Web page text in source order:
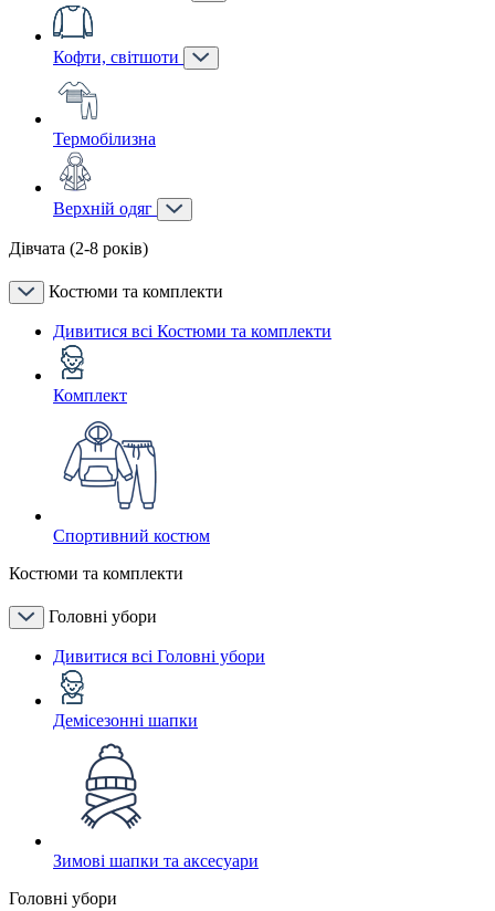
Кофти, світшоти
Термобілизна
Верхній одяг
Дівчата (2-8 років)
Костюми та комплекти
Дивитися всі Костюми та комплекти
Комплект
Спортивний костюм
Костюми та комплекти
Головні убори
Дивитися всі Головні убори
Демісезонні шапки
Зимові шапки та аксесуари
Головні убори